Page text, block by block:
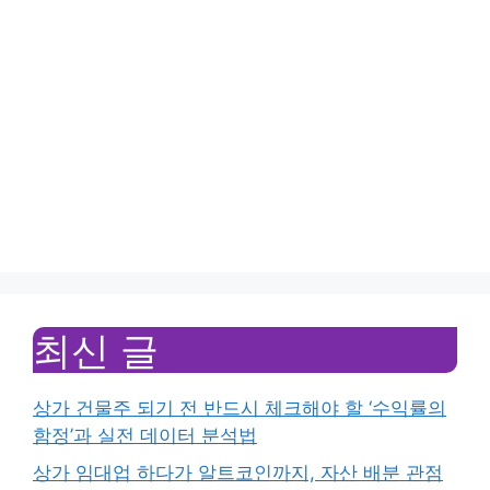
최신 글
상가 건물주 되기 전 반드시 체크해야 할 ‘수익률의
함정’과 실전 데이터 분석법
상가 임대업 하다가 알트코인까지, 자산 배분 관점